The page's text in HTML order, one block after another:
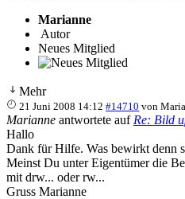
Marianne
Autor
Neues Mitglied
Mehr
21 Juni 2008 14:12 #14710 von
Marianne antwortete auf Re: Bild
Hallo
Dank für Hilfe. Was bewirkt denn
Meinst Du unter Eigentümer die
mit drw... oder rw...
Gruss Marianne